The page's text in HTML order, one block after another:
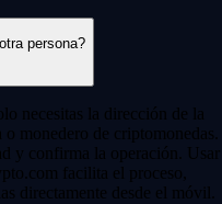
persona?
necesitas la dirección de la
monedero de criptomonedas.
y confirma la operación. Usar
facilita el proceso,
directamente desde el móvil.